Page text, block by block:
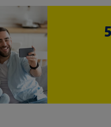
mit dem Ausspielen
zur
dieser Werbeausspielungen.
dazu erteilen und
kann darüber hinaus auch Ihre
einem der oben genannten
EUID), die wir sodann
Dritten betriebenen Diensten zu
einem der anderen oben